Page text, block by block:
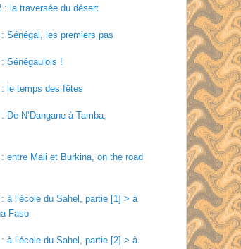
: la traversée du désert
Sénégal, les premiers pas
Sénégaulois !
le temps des fêtes
De N’Dangane à Tamba,
entre Mali et Burkina, on the road
à l’école du Sahel, partie [1] > à
Faso
à l’école du Sahel, partie [2] > à